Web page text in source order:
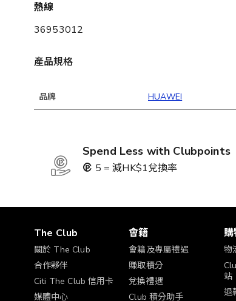
熱線
36953012
產品規格
品牌 HUAWEI
Spend Less with Clubpoints
5 = 減HK$1兌換率
The Club
關於 The Club
合作夥伴
Citi The Club 信用卡
媒體中心
會籍
會籍及專屬禮遇
賺取積分
兌換禮遇
Club 積分助手
購
物
站
退